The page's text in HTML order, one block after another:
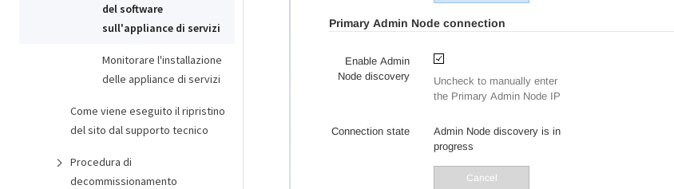
del software
sull'appliance di servizi
Monitorare l'installazione
delle appliance di servizi
Come viene eseguito il ripristino
del sito dal supporto tecnico
Procedura di
decommissionamento